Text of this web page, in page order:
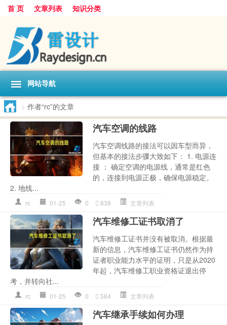
首 页 文章列表 知识分类
网站导航
> 作者“rc”的文章
汽车空调的线路
汽车空调线路的接法可以因车型而异，
但基本的接法步骤大致如下： 1. 电源连
接 ： 确定空调的电源线，通常是红色
的，连接到电源正极，确保电源稳定。
2. 地线...
rc 01-25 0 838 文章列表
汽车维修工证书取消了
汽车维修工证书并没有被取消。根据最
新的信息，汽车维修工证书仍然作为持
证者职业能力水平的证明，只是从2020
年起，汽车维修工职业资格证退出停
考，并转向社...
rc 01-25 0 584 文章列表
汽车继承手续如何办理